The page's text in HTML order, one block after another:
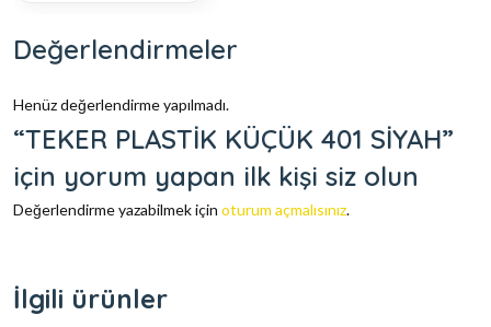
Değerlendirmeler
Henüz değerlendirme yapılmadı.
“TEKER PLASTİK KÜÇÜK 401 SİYAH”
için yorum yapan ilk kişi siz olun
Değerlendirme yazabilmek için oturum açmalısınız.
İlgili ürünler